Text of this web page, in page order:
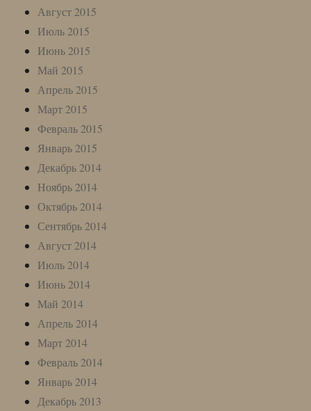
Август 2015
Июль 2015
Июнь 2015
Май 2015
Апрель 2015
Март 2015
Февраль 2015
Январь 2015
Декабрь 2014
Ноябрь 2014
Октябрь 2014
Сентябрь 2014
Август 2014
Июль 2014
Июнь 2014
Май 2014
Апрель 2014
Март 2014
Февраль 2014
Январь 2014
Декабрь 2013